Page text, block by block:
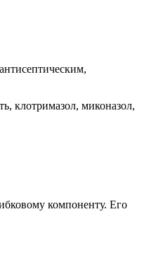
клотримазол, миконазол,
компоненту. Его